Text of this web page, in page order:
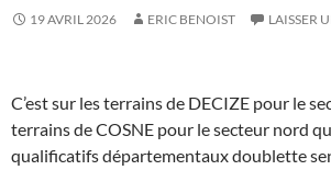
19 AVRIL 2026 ERIC BENOIST LAISSER
C’est sur les terrains de DECIZE pour le
terrains de COSNE pour le secteur nord
qualificatifs départementaux doublette